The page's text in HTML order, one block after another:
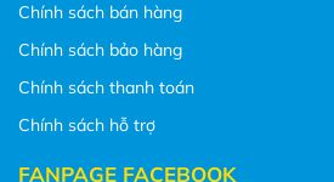
Chính sách bán hàng
Chính sách bảo hàng
Chính sách thanh toán
Chính sách hỗ trợ
FANPAGE FACEBOOK